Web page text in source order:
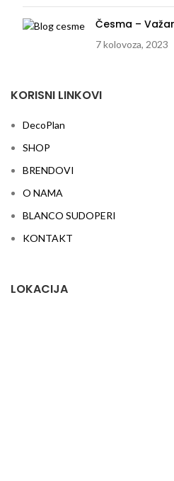
Česma –
7 kolovoza, 2023
KORISNI LINKOVI
DecoPlan
SHOP
BRENDOVI
O NAMA
BLANCO SUDOPERI
KONTAKT
LOKACIJA